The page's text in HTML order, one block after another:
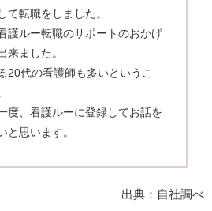
て転職をしました。
護ルー転職のサポートのおかげ
来ました。
20代の看護師も多いというこ
度、看護ルーに登録してお話を
と思います。
出典：自社調べ